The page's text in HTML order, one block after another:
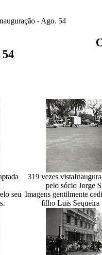
- Ago. 54
seu
319 vezes vista
pelo sócio Jorge
Imagens gentilmente
filho Luis Sequeira